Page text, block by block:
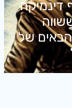
דינמיקה
של